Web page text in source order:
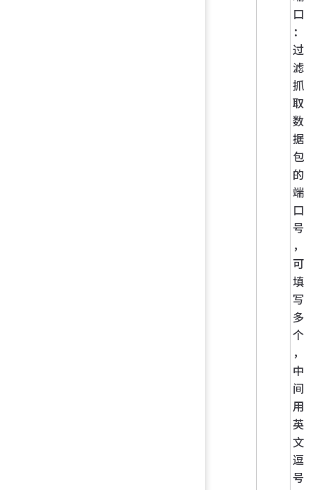
口
：
过
滤
抓
取
数
据
包
的
端
口
号
，
可
填
写
多
个
，
中
间
用
英
文
逗
号